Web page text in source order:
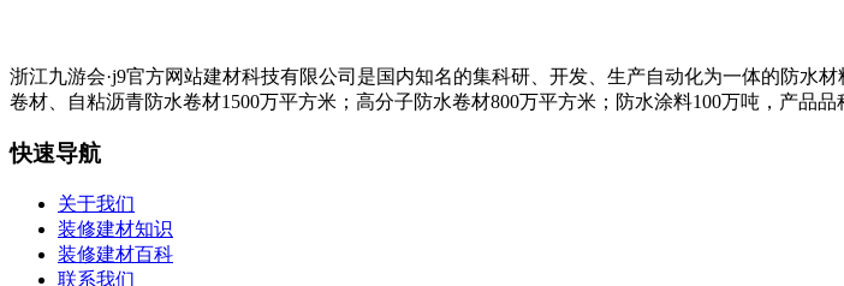
浙江九游会·j9官方网站建材科技有限公司是国内知名的集科研、开发、生产自动化为一体的防水
卷材、自粘沥青防水卷材1500万平方米；高分子防水卷材800万平方米；防水涂料100万吨，产品品
快速导航
关于我们
装修建材知识
装修建材百科
联系我们